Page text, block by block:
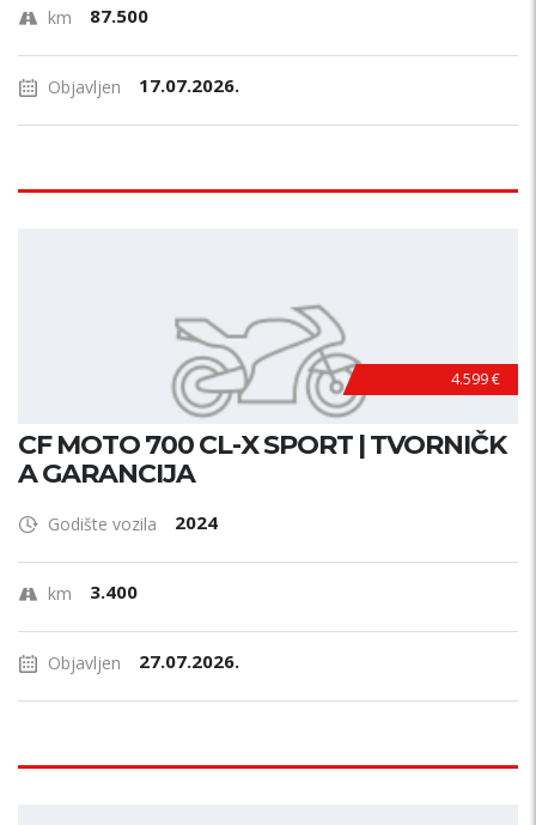
km 87.500
Objavljen 17.07.2026.
4.599 €
CF MOTO 700 CL-X SPORT | TVORNIČK
A GARANCIJA
Godište vozila 2024
km 3.400
Objavljen 27.07.2026.